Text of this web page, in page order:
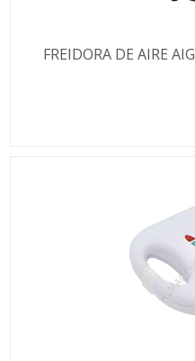
FREIDORA DE AIRE